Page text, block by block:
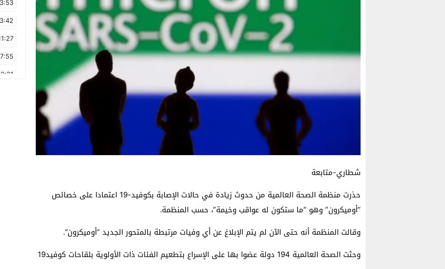
شطاري-متابعة
حذرت منظمة الصحة العالمية من حدوث زيادة في حالات الإصابة بكوفيد-19 اعتمادا على خصائص
“أوميكرون” وهو “ما ستكون له عواقب وخيمة”، حسب المنظمة.
وقالت المنظمة أنه حتى الآن لم يتم الإبلاغ عن أي وفيات مرتبطة بالمتحور الجديد “أوميكرون”.
وحثت الصحة العالمية 194 دولة عضوا بها على الإسراع بتطعيم الفئات ذات الأولوية بلقاحات كوفيد19